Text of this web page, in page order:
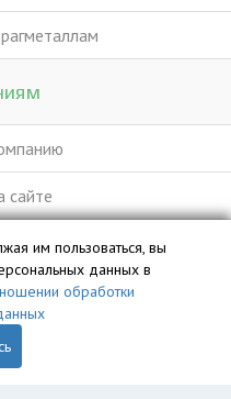
сайте
интеллектуальной
и охраняется законом.
им пользоваться, вы
данных в
обработки